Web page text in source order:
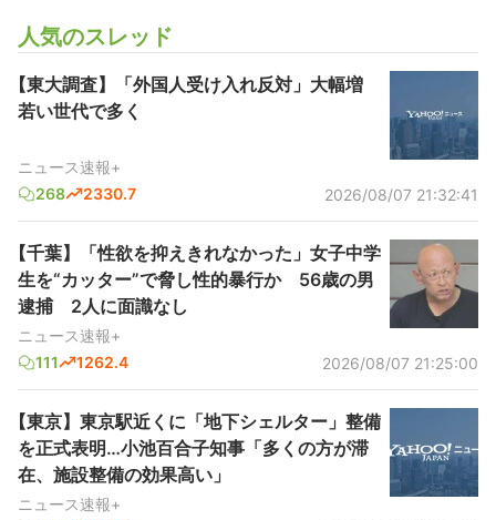
人気のスレッド
【東大調査】「外国人受け入れ反対」大幅増
若い世代で多く
ニュース速報+
268
2330.7 2026/08/07 21:32:41
【千葉】「性欲を抑えきれなかった」女子中学
生を“カッター”で脅し性的暴行か 56歳の男
逮捕 2人に面識なし
ニュース速報+
111
1262.4 2026/08/07 21:25:00
【東京】東京駅近くに「地下シェルター」整備
を正式表明…小池百合子知事「多くの方が滞
在、施設整備の効果高い」
ニュース速報+